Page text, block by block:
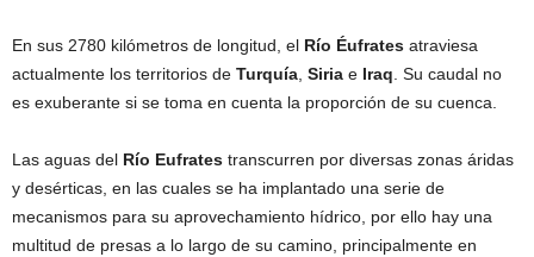
En sus 2780 kilómetros de longitud, el Río Éufrates atraviesa
actualmente los territorios de Turquía, Siria e Iraq. Su caudal no
es exuberante si se toma en cuenta la proporción de su cuenca.
Las aguas del Río Eufrates transcurren por diversas zonas áridas
y desérticas, en las cuales se ha implantado una serie de
mecanismos para su aprovechamiento hídrico, por ello hay una
multitud de presas a lo largo de su camino, principalmente en